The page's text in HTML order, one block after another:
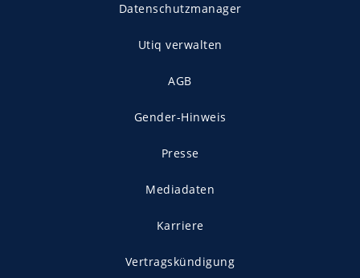
Datenschutzmanager
Utiq verwalten
AGB
Gender-Hinweis
Presse
Mediadaten
Karriere
Vertragskündigung